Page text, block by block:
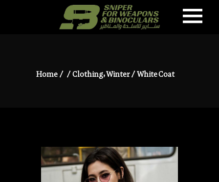
Home / /Clothing,Winter/White Coat